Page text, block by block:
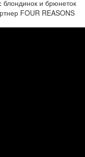
и брюнеток
FOUR REASONS